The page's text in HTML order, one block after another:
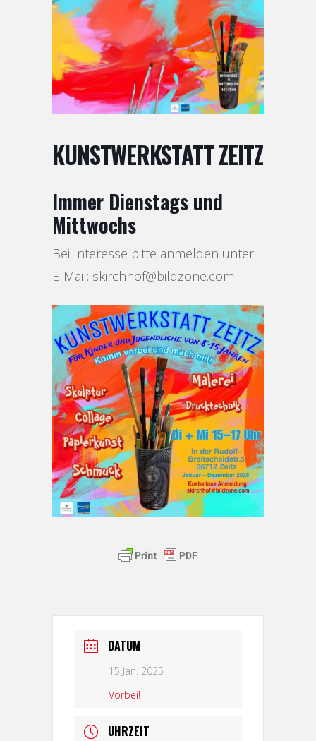
KUNSTWERKSTATT ZEITZ
Immer Dienstags und
Mittwochs
Bei Interesse bitte anmelden unter
E-Mail: skirchhof@bildzone.com
DATUM
15 Jan. 2025
Vorbei!
UHRZEIT